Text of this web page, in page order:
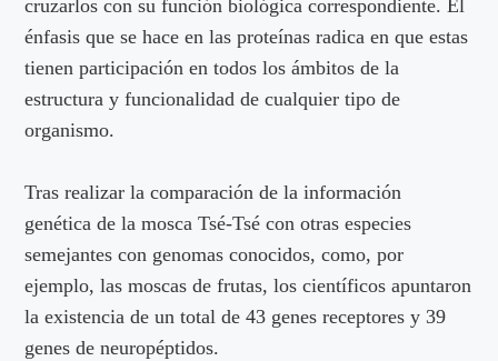
cruzarlos con su función biológica correspondiente. El
énfasis que se hace en las proteínas radica en que estas
tienen participación en todos los ámbitos de la
estructura y funcionalidad de cualquier tipo de
organismo.
Tras realizar la comparación de la información
genética de la mosca Tsé-Tsé con otras especies
semejantes con genomas conocidos, como, por
ejemplo, las moscas de frutas, los científicos apuntaron
la existencia de un total de 43 genes receptores y 39
genes de neuropéptidos.